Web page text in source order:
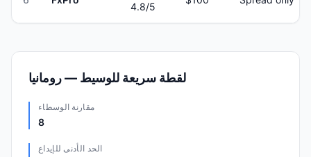
4.8/5
لقطة سريعة للوسيط — رومانيا
مقارنة الوسطاء
8
الحد الأدنى للإيداع